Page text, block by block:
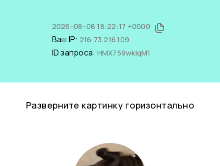
2026-08-08 18:22:17 +0000
Ваш IP: 216.73.216.109
ID запроса: HMX759wkIqM1
Разверните картинку горизонтально